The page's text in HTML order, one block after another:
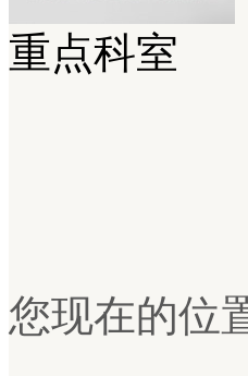
重点科室
您现在的位